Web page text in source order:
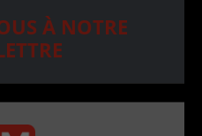
À NOTRE